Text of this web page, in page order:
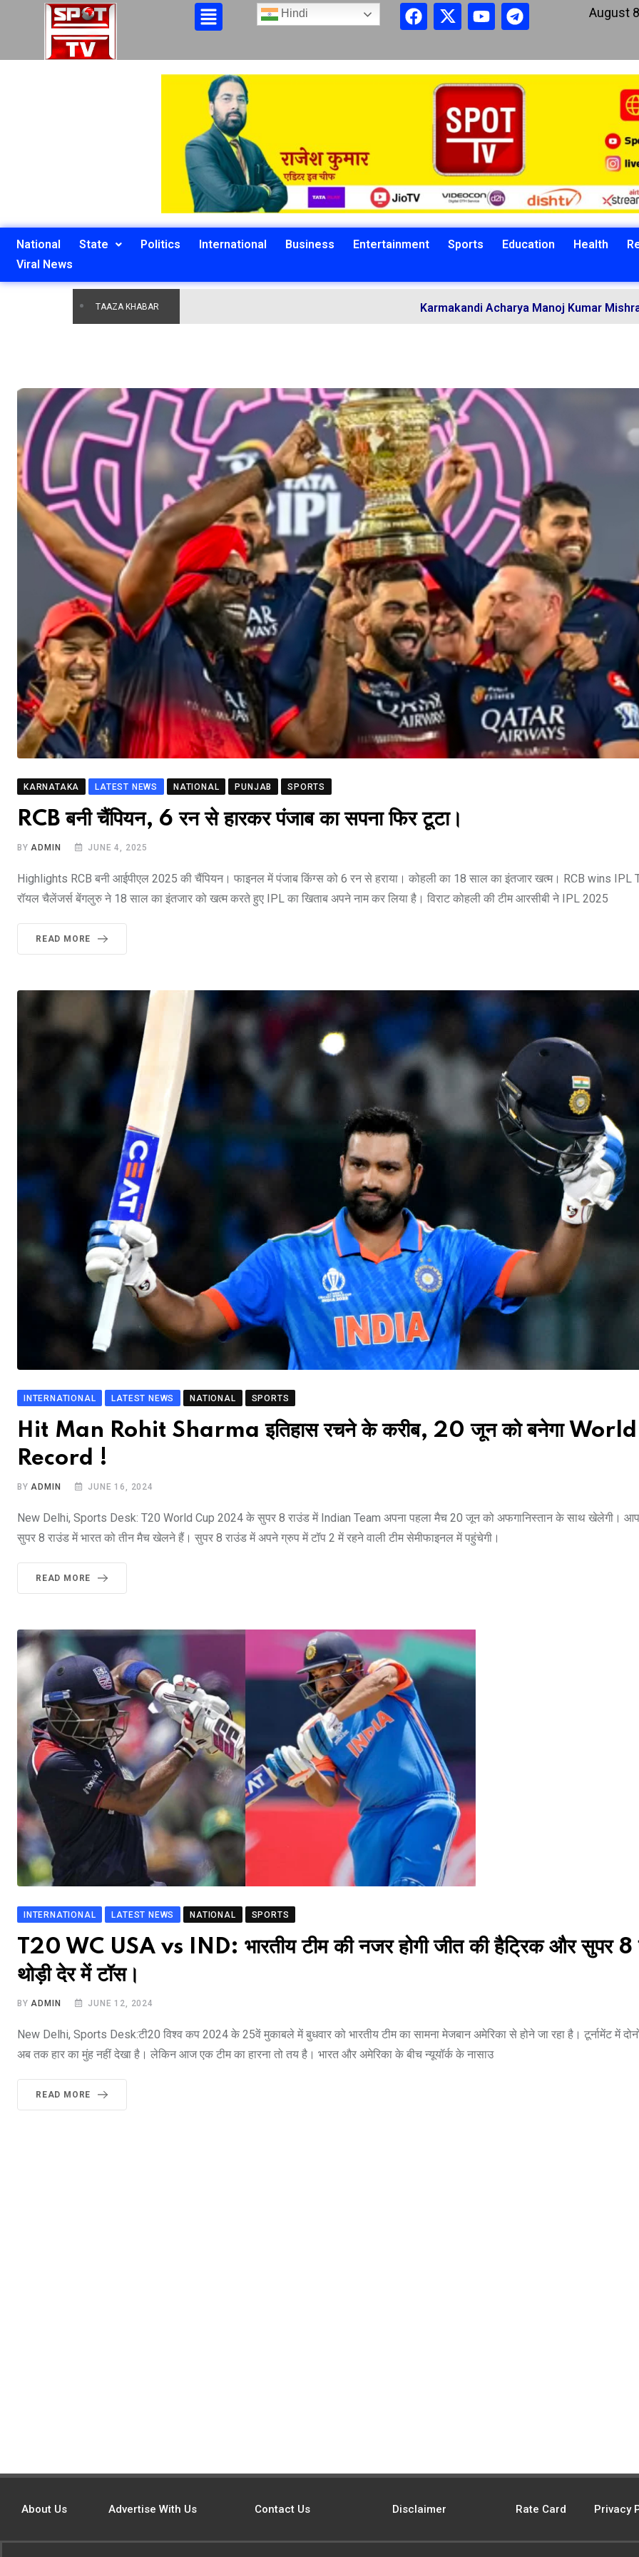
Hindi August
National State Politics International Business Entertainment Sports Education Health
Viral News
TAAZA KHABAR Karmakandi Acharya Manoj Kumar Mishra Performs
KARNATAKA LATEST NEWS NATIONAL PUNJAB SPORTS
RCB बनी चैंपियन, 6 रन से हारकर पंजाब का सपना फिर टूटा।
BY ADMIN JUNE 4, 2025
Highlights RCB बनी आईपीएल 2025 की चैंपियन। फाइनल में पंजाब किंग्स को 6 रन से हराया। कोहली का 18 साल का इंतजार खत्म। RCB wins IPL
रॉयल चैलेंजर्स बेंगलुरु ने 18 साल का इंतजार को खत्म करते हुए IPL का खिताब अपने नाम कर लिया है। विराट कोहली की टीम आरसीबी ने IPL 2025
READ MORE
INTERNATIONAL LATEST NEWS NATIONAL SPORTS
Hit Man Rohit Sharma इतिहास रचने के करीब, 20 जून को बनेगा World
Record !
BY ADMIN JUNE 16, 2024
New Delhi, Sports Desk: T20 World Cup 2024 के सुपर 8 राउंड में Indian Team अपना पहला मैच 20 जून को अफगानिस्तान के साथ खेलेगी।
सुपर 8 राउंड में भारत को तीन मैच खेलने हैं। सुपर 8 राउंड में अपने ग्रुप में टॉप 2 में रहने वाली टीम सेमीफाइनल में पहुंचेगी।
READ MORE
INTERNATIONAL LATEST NEWS NATIONAL SPORTS
T20 WC USA vs IND: भारतीय टीम की नजर होगी जीत की हैट्रिक और सुपर 8
थोड़ी देर में टॉस।
BY ADMIN JUNE 12, 2024
New Delhi, Sports Desk:टी20 विश्‍व कप 2024 के 25वें मुकाबले में बुधवार को भारतीय टीम का सामना मेजबान अमेरिका से होने जा रहा है। टूर्नामेंट में दोनों
अब तक हार का मुंह नहीं देखा है। लेकिन आज एक टीम का हारना तो तय है। भारत और अमेरिका के बीच न्यूयॉर्क के नासाउ
READ MORE
DELHI ,LATEST NEWS, ,
POLITICS
Malviya Nagar Fire
Incident: PM मोदी और CM रेखा
गुप्ता ने जताया दुख, PMO ने
JUNE 3, 2026 0COMMENTS
188 VIEWS
,BIHAR
EDUCATION,
NATIONAL,POLITICS
UTTAR PRADESH,
“न्यूटन को चुनौती देने
मनोज” का बड़ा दावा!,
JUNE 12, 2026
VIEWS
About Us Advertise With Us Contact Us Disclaimer Rate Card Privacy